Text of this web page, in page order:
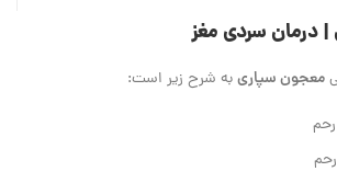
درمان سردی مغز
معجون سپاریبه شرح زیر است: